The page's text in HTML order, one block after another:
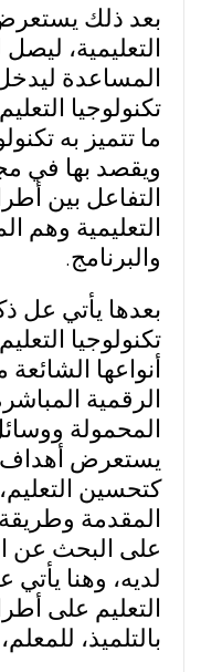
بعد ذلك
التعليمية،
المساعدة
تكنولوجيا
ما تتميز به
ويقصد بها في
التفاعل بين
التعليمية وهم
والبرنامج.
بعدها يأتي عل
تكنولوجيا
أنواعها
الرقمية
المحمولة
يستعرض أهداف
كتحسين
المقدمة وطريقة
على البحث عن
لديه، وهنا يأتي
التعليم على
بالتلميذ،